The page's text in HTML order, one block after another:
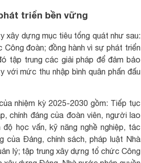
triển bền vững
xây dựng mục tiêu tổng quát như sau:
đoàn; đồng hành vì sự phát triển
tập trung các giải pháp để đảm bảo
mức thu nhập bình quân phấn đấu
nhiệm kỳ 2025-2030 gồm: Tiếp tục
chính đáng của đoàn viên, người lao
học vấn, kỹ năng nghề nghiệp, tác
của Đảng, chính sách, pháp luật Nhà
lý; tập trung xây dựng tổ chức Công